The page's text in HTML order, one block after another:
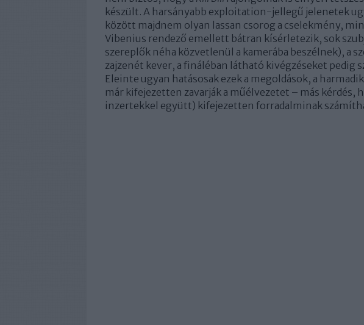
készült. A harsányabb exploitation-jellegű jelenetek
között majdnem olyan lassan csorog a cselekmény,
Vibenius rendező emellett bátran kísérletezik, sok
szereplők néha közvetlenül a kamerába beszélnek), a
zajzenét kever, a fináléban látható kivégzéseket pedig
Eleinte ugyan hatásosak ezek a megoldások, a
már kifejezetten zavarják a műélvezetet – más kérdés,
inzertekkel együtt) kifejezetten forradalminak